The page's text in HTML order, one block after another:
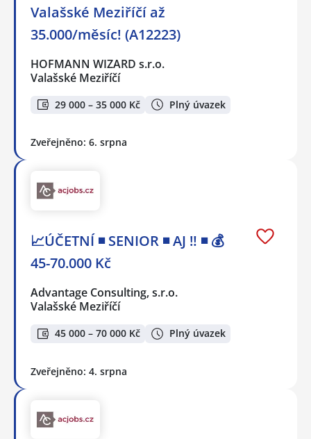
Valašské Meziříčí až
35.000/měsíc! (A12223)
HOFMANN WIZARD s.r.o.
Valašské Meziříčí
29 000 – 35 000 Kč Plný úvazek
Zveřejněno: 6. srpna
📈ÚČETNÍ ◾ SENIOR ◾ AJ ‼ ◾ 💰
45-70.000 Kč
Advantage Consulting, s.r.o.
Valašské Meziříčí
45 000 – 70 000 Kč Plný úvazek
Zveřejněno: 4. srpna